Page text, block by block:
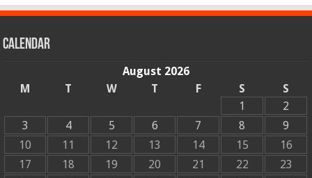
Calendar
August 2026
M
T W T F S
S
1
2
3
4 5 6 7 8
9
10
11 12 13 14 15
16
17
18 19 20 21 22
23